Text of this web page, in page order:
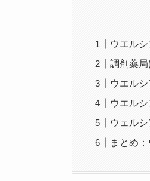
ウエル
調剤薬
ウエル
ウエル
ウェル
まとめ